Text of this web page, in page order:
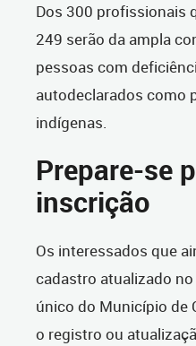
Dos 300 profissionais
249 serão da ampla
pessoas com
autodeclarados como
indígenas.
Prepare-se
inscrição
Os interessados que
cadastro atualizado no
único do Município de
o registro ou